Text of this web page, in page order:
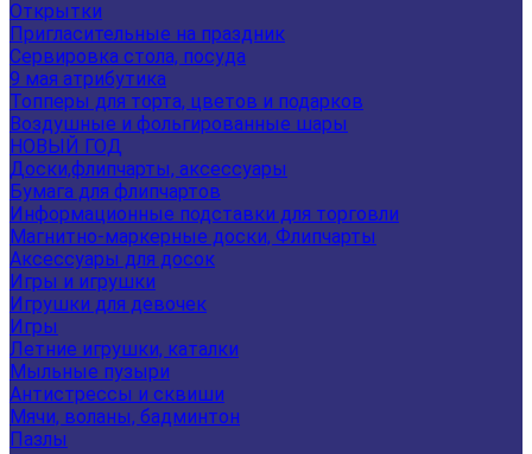
Открытки
Пригласительные на праздник
Сервировка стола, посуда
9 мая атрибутика
Топперы для торта, цветов и подарков
Воздушные и фольгированные шары
НОВЫЙ ГОД
Доски,флипчарты, аксессуары
Бумага для флипчартов
Информационные подставки для торговли
Магнитно-маркерные доски, Флипчарты
Аксессуары для досок
Игры и игрушки
Игрушки для девочек
Игры
Летние игрушки, каталки
Мыльные пузыри
Антистрессы и сквиши
Мячи, воланы, бадминтон
Пазлы